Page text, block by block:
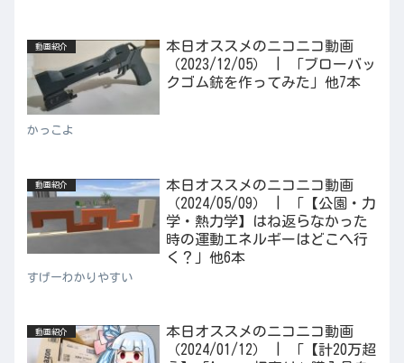
動画紹介
本日オススメのニコニコ動画
（2023/12/05） | 「ブローバッ
クゴム銃を作ってみた」他7本
かっこよ
動画紹介
本日オススメのニコニコ動画
（2024/05/09） | 「【公園・力
学・熱力学】はね返らなかった
時の運動エネルギーはどこへ行
く？」他6本
すげーわかりやすい
動画紹介
本日オススメのニコニコ動画
（2024/01/12） | 「【計20万超